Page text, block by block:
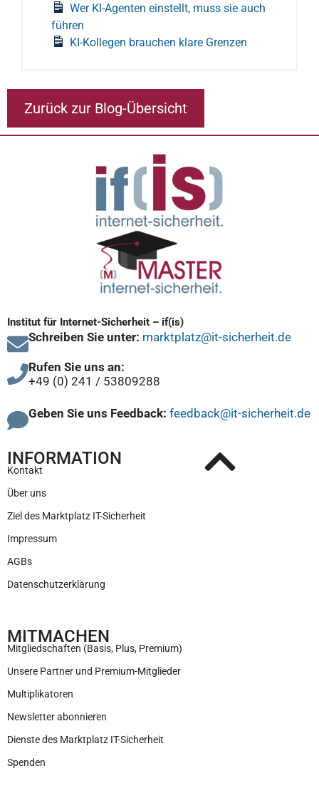
Wer KI-Agenten einstellt, muss sie auch
führen
KI-Kollegen brauchen klare Grenzen
Zurück zur Blog-Übersicht
Institut für Internet-Sicherheit – if(is)
Schreiben Sie unter: marktplatz@it-sicherheit.de
Rufen Sie uns an:
+49 (0) 241 / 53809288
Geben Sie uns Feedback: feedback@it-sicherheit.de
INFORMATION
Kontakt
Über uns
Ziel des Marktplatz IT-Sicherheit
Impressum
AGBs
Datenschutzerklärung
MITMACHEN
Mitgliedschaften (Basis, Plus, Premium)
Unsere Partner und Premium-Mitglieder
Multiplikatoren
Newsletter abonnieren
Dienste des Marktplatz IT-Sicherheit
Spenden